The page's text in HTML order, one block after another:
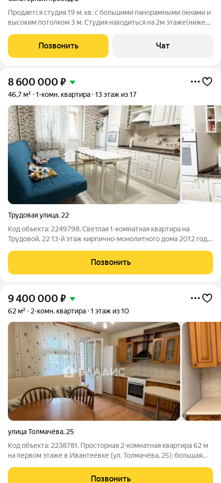
Продается студия 19 м. кв. с большими панорамными окнами и
высоким потолком 3 м. Студия находиться на 2м этаже(ниже
экологически чистом месте, в сосновом лесу(выход из
подъезда прямо в лес, с
Позвонить Чат
8 600 000 ₽
46,7 м² 1-комн. квартира 13 этаж из 17
Трудовая улица, 22
Код объекта: 2249798. Светлая 1-комнатная квартира на
Трудовой, 22 13-й этаж кирпично-монолитного дома 2012 года.
воздуха, а окна, выходящие на улицу, наполняют комнату
дневным светом и дают вид вне
Позвонить
9 400 000 ₽
62 м² 2-комн. квартира 1 этаж из 10
улица Толмачёва, 25
Код объекта: 2238781. Просторная 2-комнатная квартира 62 м
на первом этаже в Ивантеевке (ул. Толмачёва, 25): большая
организации быта и рабочего уголка, а изолированные
Позвонить